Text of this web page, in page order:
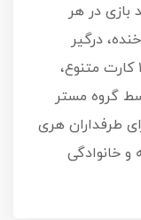
بازی در هر
درگیر
رقابتی شاد و پرهیجان شوند. وجود ۱۲۰ کارت متنوع،
گروه مستر
طرفداران هری
و خانوادگی